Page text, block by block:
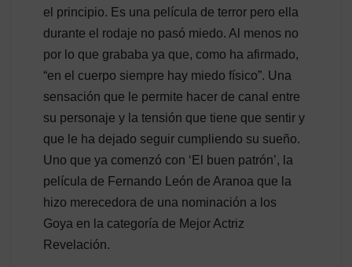
el principio. Es una película de terror pero ella
durante el rodaje no pasó miedo. Al menos no
por lo que grababa ya que, como ha afirmado,
“en el cuerpo siempre hay miedo físico”. Una
sensación que le permite hacer de canal entre
su personaje y la tensión que tiene que sentir y
que le ha dejado seguir cumpliendo su sueño.
Uno que ya comenzó con ‘El buen patrón’, la
película de Fernando León de Aranoa que la
hizo merecedora de una nominación a los
Goya en la categoría de Mejor Actriz
Revelación.